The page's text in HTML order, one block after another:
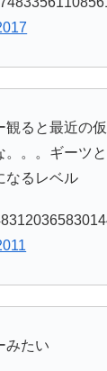
観ると最近の
。。。ギーツ
なるレベル
みたい